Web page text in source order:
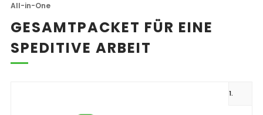
All-in-One
GESAMTPACKET FÜR EINE
SPEDITIVE ARBEIT
1.